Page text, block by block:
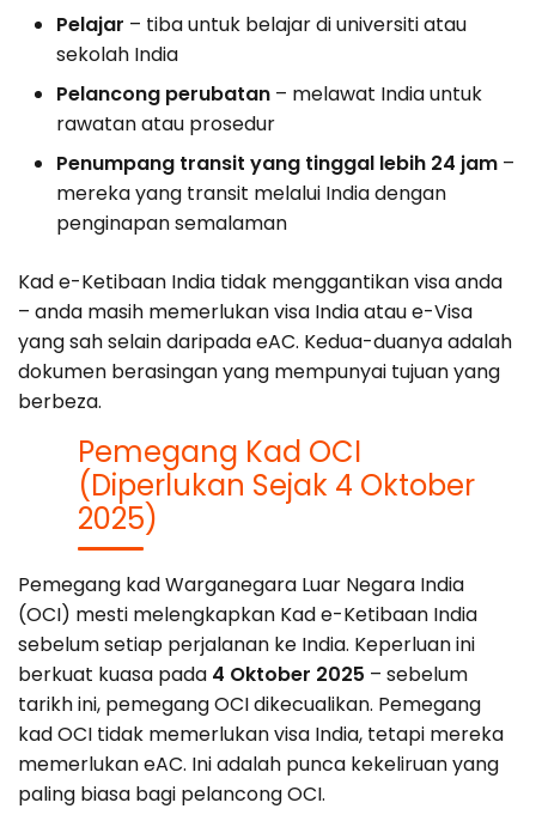
Pelajar – tiba untuk belajar di universiti atau
sekolah India
Pelancong perubatan – melawat India untuk
rawatan atau prosedur
Penumpang transit yang tinggal lebih 24 jam –
mereka yang transit melalui India dengan
penginapan semalaman
Kad e-Ketibaan India tidak menggantikan visa anda
– anda masih memerlukan visa India atau e-Visa
yang sah selain daripada eAC. Kedua-duanya adalah
dokumen berasingan yang mempunyai tujuan yang
berbeza.
Pemegang Kad OCI
(Diperlukan Sejak 4 Oktober
2025)
Pemegang kad Warganegara Luar Negara India
(OCI) mesti melengkapkan Kad e-Ketibaan India
sebelum setiap perjalanan ke India. Keperluan ini
berkuat kuasa pada 4 Oktober 2025 – sebelum
tarikh ini, pemegang OCI dikecualikan. Pemegang
kad OCI tidak memerlukan visa India, tetapi mereka
memerlukan eAC. Ini adalah punca kekeliruan yang
paling biasa bagi pelancong OCI.